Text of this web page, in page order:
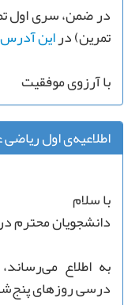
در ضمن، سری اول
تمرین) دراین آدرس
با آرزوی موفقیت
اطلاعیه‌ی اول ریاضی
با سلام
دانشجویان محترم
به اطلاع
درسی روزهای